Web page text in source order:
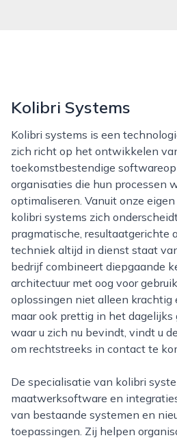
Kolibri Systems
Kolibri systems is een technologiebedrijf uit delft dat
zich richt op het ontwikkelen
toekomstbestendige
organisaties die hun processen
optimaliseren. Vanuit onze
kolibri systems zich
pragmatische, resultaatgerichte
techniek altijd in dienst staat
bedrijf combineert diepgaande
architectuur met oog voor
oplossingen niet alleen krachtig
maar ook prettig in het dagelijks
waar u zich nu bevindt, vindt u
om rechtstreeks in contact te
De specialisatie van kolibri systems ligt in
maatwerksoftware en
van bestaande systemen en
toepassingen. Zij helpen